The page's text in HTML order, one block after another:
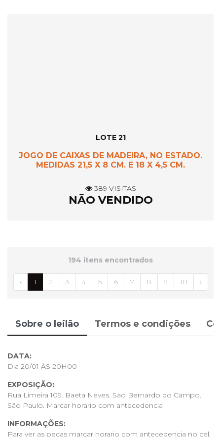
LOTE 21
JOGO DE CAIXAS DE MADEIRA, NO ESTADO.
MEDIDAS 21,5 X 8 CM. E 18 X 4,5 CM.
389 VISITAS
NÃO VENDIDO
194 itens encontrados
‹ 1 2 3 4 5 6 7 8 9 10 ›
Sobre o leilão Termos e condições
DATA:
Dia 20/01 ÀS 20H00
EXPOSIÇÃO:
Rua Limeira 109. Baeta Neves. Sao Bernardo do Campo.
São Paulo. Marcar horario com antecedencia
INFORMAÇÕES:
Para ver as peças marcar horario com antecedencia no cel,